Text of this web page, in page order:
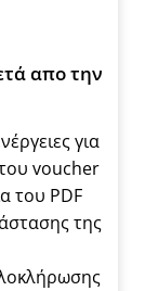
απο την
για
voucher
του PDF
της